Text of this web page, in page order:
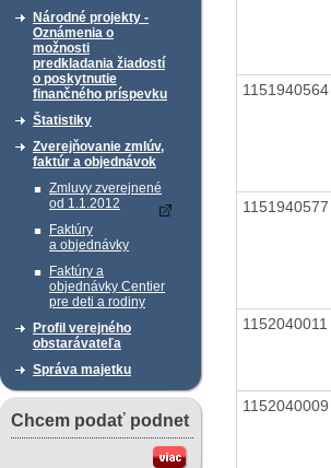
Národné projekty -
Oznámenia o
možnosti
predkladania žiadostí
o poskytnutie
finančného príspevku
Štatistiky
Zverejňovanie zmlúv,
faktúr a objednávok
Zmluvy zverejnené
od 1.1.2012
Faktúry
a objednávky
Faktúry a
objednávky Centier
pre deti a rodiny
Profil verejného
obstarávateľa
Správa majetku
Chcem podať podnet
1151940564
1151940577
1152040011
1152040009